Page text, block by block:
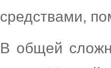
средствами,
В общей